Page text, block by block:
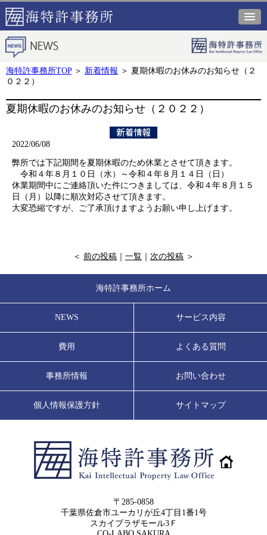
海特許事務所TOP＞ 新着情報 ＞ 夏期休暇のお休みのお知らせ（２
０２２）
夏期休暇のお休みのお知らせ（２０２２）
2022/06/08
弊所では下記期間を夏期休暇のため休業とさせて頂きます。
令和４年８月１０日（水）～令和４年８月１４日（日）
休業期間中にご連絡頂いた件につきましては、令和４年８月１５
日（月）以降に順次対応させて頂きます。
大変恐縮ですが、ご了承頂けますようお願い申し上げます。
＜ 前の投稿 一覧 次の投稿 ＞
海特許事務所ホーム
NEWS サービス内容
費用 よくある質問
事務所情報 お問い合わせ
個人情報保護方針 サイトマップ
〒285-0858
千葉県佐倉市ユーカリが丘4丁目1番1号
スカイプラザモール3Ｆ